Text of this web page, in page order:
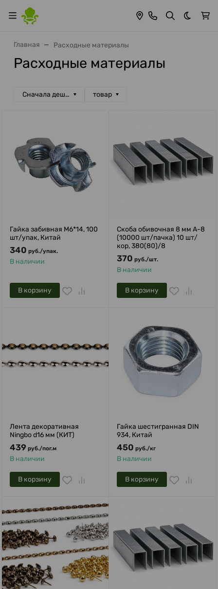
Темная
Главная Расходные материалы
Расходные материалы
Сначала дешевые товар
Гайка забивная М6*14, 100
шт/упак, Китай
340 руб./упак.
В наличии
В корзину
Скоба обивочная 8 мм A-8
(10000 шт/пачка) 10 шт/
кор, 380(80)/8
370 руб./шт.
В наличии
В корзину
Лента декоративная
Ningbo d16 мм (КИТ)
439 руб./пог.м
В наличии
В корзину
Гайка шестигранная DIN
934, Китай
450 руб./кг
В наличии
В корзину